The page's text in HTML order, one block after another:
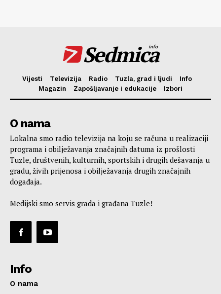
Sedmica
info
Vijesti Televizija Radio Tuzla, grad i ljudi
Info
Magazin
Zapošljavanje i edukacije Izbori
O nama
Lokalna smo radio televizija na koju se računa u realizaciji
programa i obilježavanja značajnih datuma iz prošlosti
Tuzle, društvenih, kulturnih, sportskih i drugih dešavanja u
gradu, živih prijenosa i obilježavanja drugih značajnih
događaja.
Medijski smo servis grada i građana Tuzle!
Info
O nama